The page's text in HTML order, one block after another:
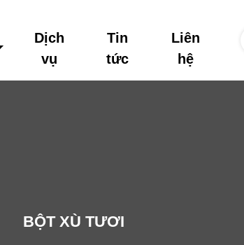
Dịch
vụ
Tin
tức
Liên
hệ
BỘT XÙ TƯƠI